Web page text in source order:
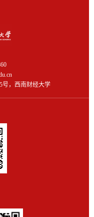
号，西南财经大学